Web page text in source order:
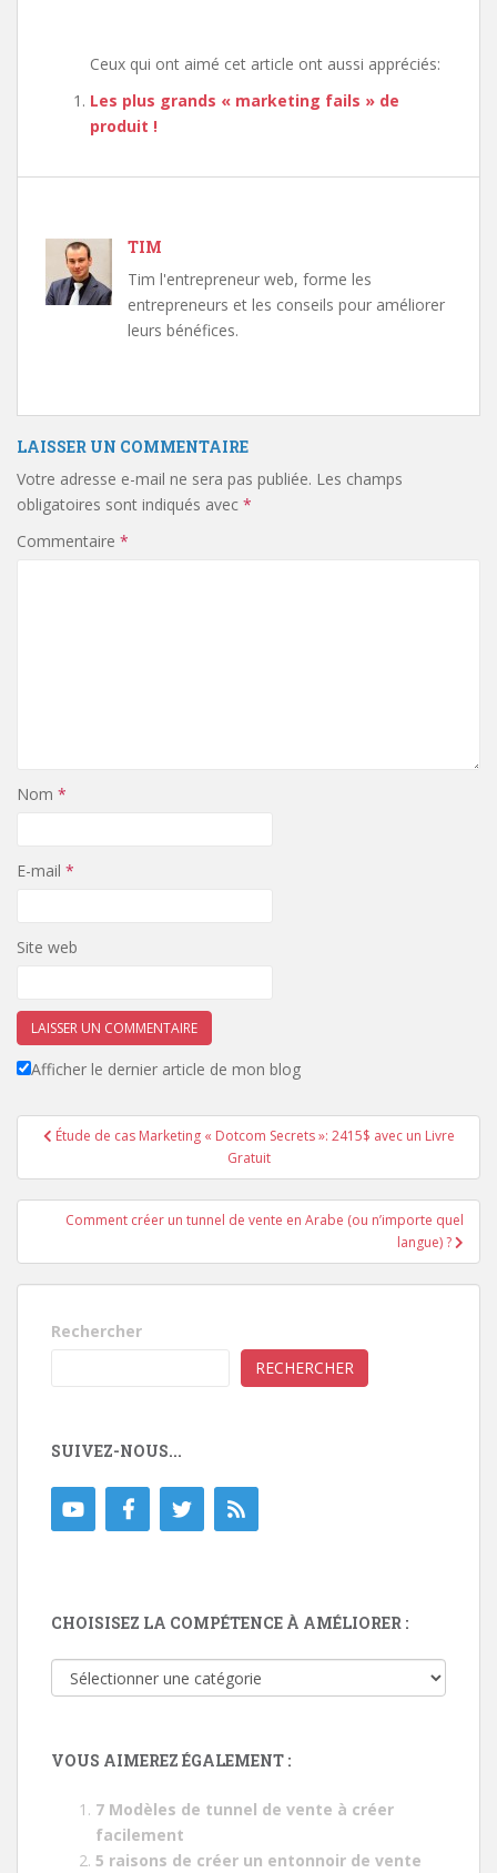
Ceux qui ont aimé cet article ont aussi appréciés:
Les plus grands « marketing fails » de
produit !
TIM
Tim l'entrepreneur web, forme les
entrepreneurs et les conseils pour améliorer
leurs bénéfices.
LAISSER UN COMMENTAIRE
Votre adresse e-mail ne sera pas publiée. Les champs
obligatoires sont indiqués avec *
Commentaire *
Nom *
E-mail *
Site web
Afficher le dernier article de mon blog
Navigation
l’article
Étude de cas Marketing « Dotcom Secrets »: 2415$ avec un Livre
Gratuit
Comment créer un tunnel de vente en Arabe (ou n’importe quel
langue) ?
Rechercher
RECHERCHER
SUIVEZ-NOUS...
CHOISISEZ LA COMPÉTENCE À AMÉLIORER :
Choisisez
la
améliorer
VOUS AIMEREZ ÉGALEMENT :
7 Modèles de tunnel de vente à créer
facilement
5 raisons de créer un entonnoir de vente